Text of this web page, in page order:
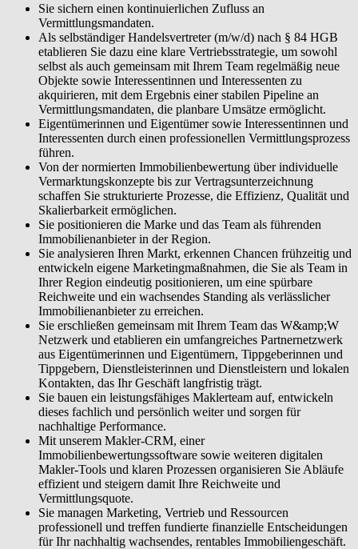
Sie sichern einen kontinuierlichen Zufluss an
Vermittlungsmandaten.
Als selbständiger Handelsvertreter (m/w/d) nach § 84 HGB
etablieren Sie dazu eine klare Vertriebsstrategie, um sowohl
selbst als auch gemeinsam mit Ihrem Team regelmäßig neue
Objekte sowie Interessentinnen und Interessenten zu
akquirieren, mit dem Ergebnis einer stabilen Pipeline an
Vermittlungsmandaten, die planbare Umsätze ermöglicht.
Eigentümerinnen und Eigentümer sowie Interessentinnen und
Interessenten durch einen professionellen Vermittlungsprozess
führen.
Von der normierten Immobilienbewertung über individuelle
Vermarktungskonzepte bis zur Vertragsunterzeichnung
schaffen Sie strukturierte Prozesse, die Effizienz, Qualität und
Skalierbarkeit ermöglichen.
Sie positionieren die Marke und das Team als führenden
Immobilienanbieter in der Region.
Sie analysieren Ihren Markt, erkennen Chancen frühzeitig und
entwickeln eigene Marketingmaßnahmen, die Sie als Team in
Ihrer Region eindeutig positionieren, um eine spürbare
Reichweite und ein wachsendes Standing als verlässlicher
Immobilienanbieter zu erreichen.
Sie erschließen gemeinsam mit Ihrem Team das W&amp;W
Netzwerk und etablieren ein umfangreiches Partnernetzwerk
aus Eigentümerinnen und Eigentümern, Tippgeberinnen und
Tippgebern, Dienstleisterinnen und Dienstleistern und lokalen
Kontakten, das Ihr Geschäft langfristig trägt.
Sie bauen ein leistungsfähiges Maklerteam auf, entwickeln
dieses fachlich und persönlich weiter und sorgen für
nachhaltige Performance.
Mit unserem Makler-CRM, einer
Immobilienbewertungssoftware sowie weiteren digitalen
Makler-Tools und klaren Prozessen organisieren Sie Abläufe
effizient und steigern damit Ihre Reichweite und
Vermittlungsquote.
Sie managen Marketing, Vertrieb und Ressourcen
professionell und treffen fundierte finanzielle Entscheidungen
für Ihr nachhaltig wachsendes, rentables Immobiliengeschäft.